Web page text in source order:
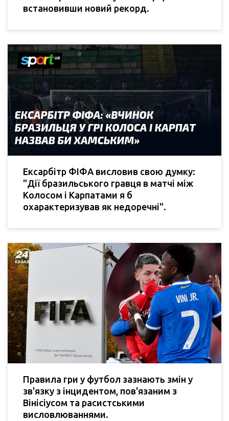
встановивши новий рекорд.
Ексарбітр ФІФА висловив свою думку:
"Дії бразильського гравця в матчі між
Колосом і Карпатами я б
охарактеризував як недоречні".
Правила гри у футбол зазнають змін у
зв'язку з інцидентом, пов'язаним з
Вінісіусом та расистськими
висловлюваннями.